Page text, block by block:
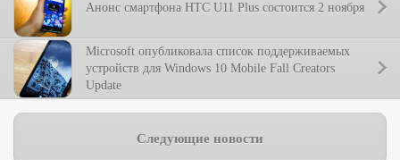
Анонс смартфона HTC U11 Plus состоится 2 ноября
Microsoft опубликовала список поддерживаемых
устройств для Windows 10 Mobile Fall Creators
Update
Следующие новости